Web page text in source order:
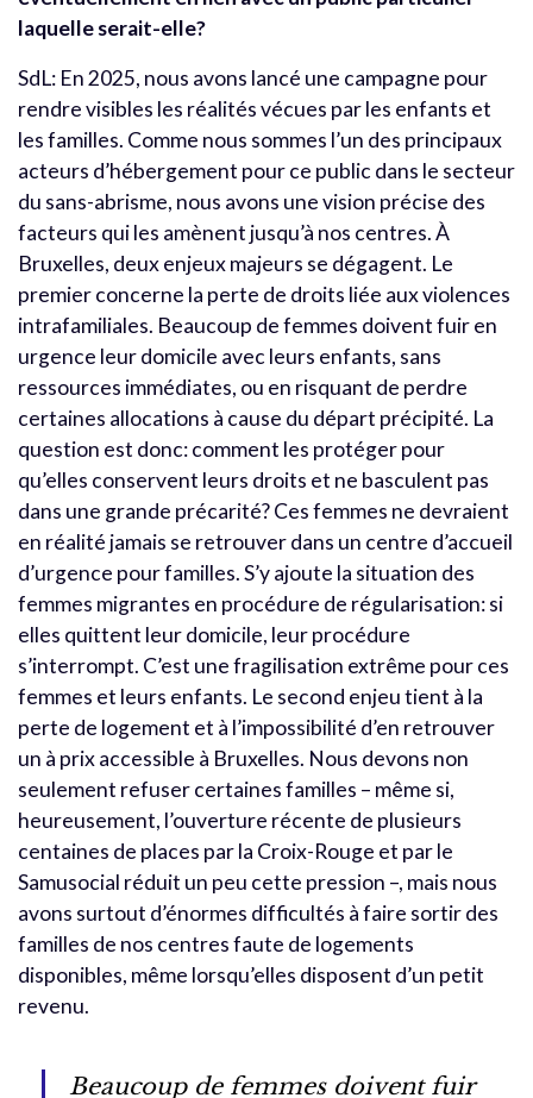
laquelle serait-elle?
SdL: En 2025, nous avons lancé une campagne pour
rendre visibles les réalités vécues par les enfants et
les familles. Comme nous sommes l’un des principaux
acteurs d’hébergement pour ce public dans le secteur
du sans-abrisme, nous avons une vision précise des
facteurs qui les amènent jusqu’à nos centres.À
Bruxelles, deux enjeux majeurs se dégagent. Le
premier concerne la perte de droits liée aux violences
intrafamiliales. Beaucoup de femmes doivent fuir en
urgence leur domicile avec leurs enfants, sans
ressources immédiates, ou en risquant de perdre
certaines allocations à cause du départ précipité. La
question est donc: comment les protéger pour
qu’elles conservent leurs droits et ne basculent pas
dans une grande précarité? Ces femmes ne devraient
en réalité jamais se retrouver dans un centre d’accueil
d’urgence pour familles.S’y ajoute la situation des
femmes migrantes en procédure de régularisation: si
elles quittent leur domicile, leur procédure
s’interrompt. C’est une fragilisation extrême pour ces
femmes et leurs enfants. Le second enjeu tient à la
perte de logement et à l’impossibilité d’en retrouver
un à prix accessible à Bruxelles. Nous devons non
seulement refuser certaines familles – même si,
heureusement, l’ouverture récente de plusieurs
centaines de places par la Croix-Rouge et par le
Samusocial réduit un peu cette pression –, mais nous
avons surtout d’énormes difficultés à faire sortir des
familles de nos centres faute de logements
disponibles, même lorsqu’elles disposent d’un petit
revenu.
Beaucoup de femmes doivent fuir